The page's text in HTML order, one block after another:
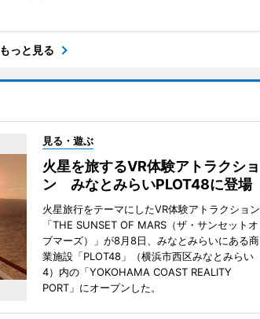
もっと見る
見る・遊ぶ
火星を旅するVR体験アトラクショ
ン みなとみらいPLOT48に登場
火星旅行をテーマにしたVR体験アトラクション
「THE SUNSET OF MARS（ザ・サンセットオ
ブマーズ）」が8月8日、みなとみらいにある商
業施設「PLOT48」（横浜市西区みなとみらい
4）内の「YOKOHAMA COAST REALITY
PORT」にオープンした。